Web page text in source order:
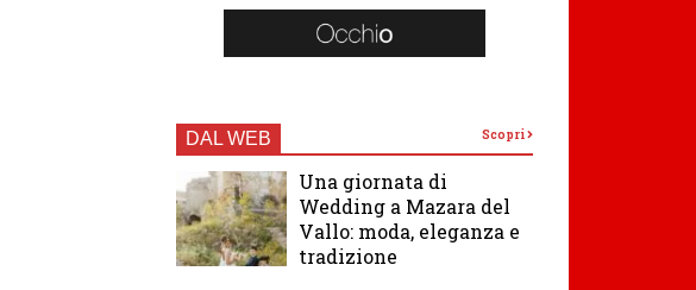
DAL WEB Scopri
Una giornata di
Wedding a Mazara del
Vallo: moda, eleganza e
tradizione